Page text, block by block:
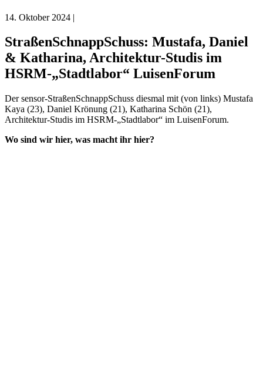
14. Oktober 2024 |
StraßenSchnappSchuss: Mustafa, Daniel
& Katharina, Architektur-Studis im
HSRM-„Stadtlabor“ LuisenForum
Der sensor-StraßenSchnappSchuss diesmal mit (von links) Mustafa
Kaya (23), Daniel Krönung (21), Katharina Schön (21),
Architektur-Studis im HSRM-„Stadtlabor“ im LuisenForum.
Wo sind wir hier, was macht ihr hier?